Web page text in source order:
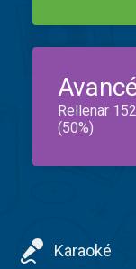
Rellenar
(50%)
Karaoké